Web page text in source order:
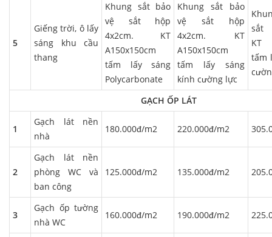
5
Giếng trời, ô lấy
sáng khu cầu
thang
Khung sắt bảo
vệ sắt hộp
4x2cm. KT
A150x150cm
tấm lấy sáng
Polycarbonate
Khung sắt bảo
vệ sắt hộp
4x2cm. KT
A150x150cm
tấm lấy sáng
kính cường lực
sắt
KT
tấm
GẠCH ỐP LÁT
1
Gạch lát nền
nhà
180.000đ/m2 220.000đ/m2
2
Gạch lát nền
phòng WC và
ban công
125.000đ/m2 135.000đ/m2
3
Gạch ốp tường
nhà WC
160.000đ/m2 190.000đ/m2